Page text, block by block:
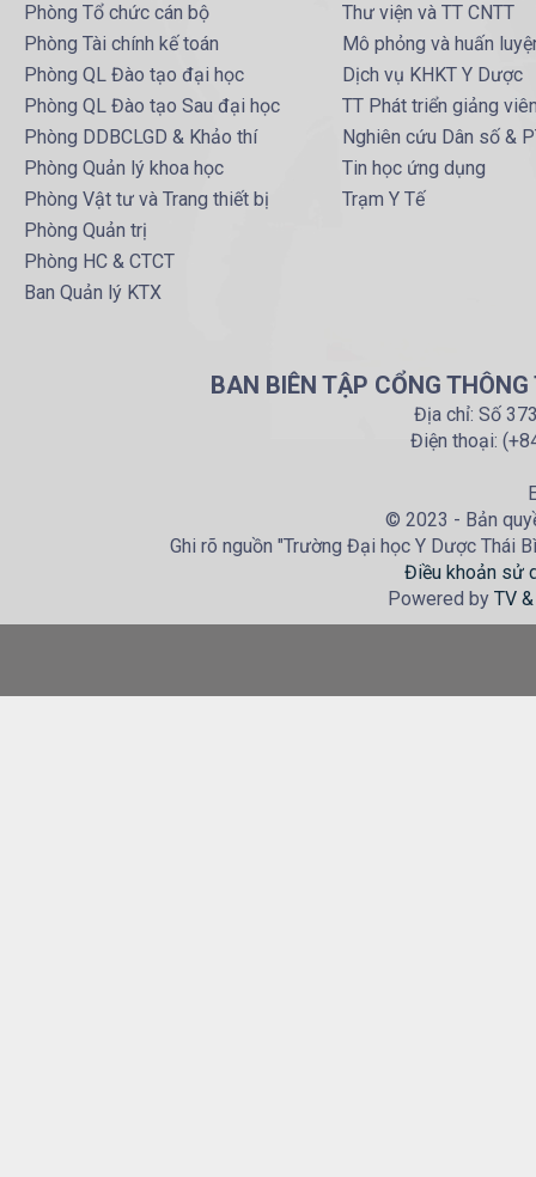
Phòng Tổ chức cán bộ
Phòng Tài chính kế toán
Phòng QL Đào tạo đại học
Phòng QL Đào tạo Sau đại học
Phòng DDBCLGD & Khảo thí
Phòng Quản lý khoa học
Phòng Vật tư và Trang thiết bị
Phòng Quản trị
Phòng HC & CTCT
Ban Quản lý KTX
Thư viện và TT CNTT
Mô phỏng và huấn
Dịch vụ KHKT Y Dược
TT Phát triển giảng
Nghiên cứu Dân số &
Tin học ứng dụng
Trạm Y Tế
BAN BIÊN TẬP CỔNG
Địa chỉ: Số
Điện thoại:
© 2023 - Bản
Ghi rõ nguồn "Trường Đại học Y Dược Thái
Điều khoản sử
Powered by TV